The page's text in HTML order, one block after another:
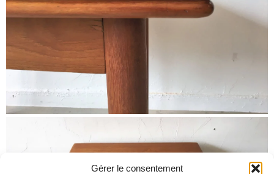
Gérer le consentement